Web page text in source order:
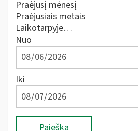
Praėjusį mėnesį
Praėjusiais metais
Laikotarpyje…
Nuo
Iki
Paieška